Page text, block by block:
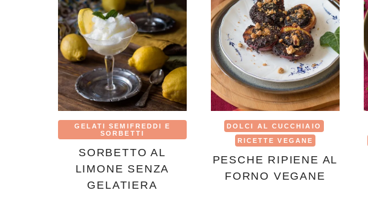
GELATI SEMIFREDDI E
SORBETTI
SORBETTO AL
LIMONE SENZA
GELATIERA
DOLCI AL CUCCHIAIO
RICETTE VEGANE
PESCHE RIPIENE AL
FORNO VEGANE